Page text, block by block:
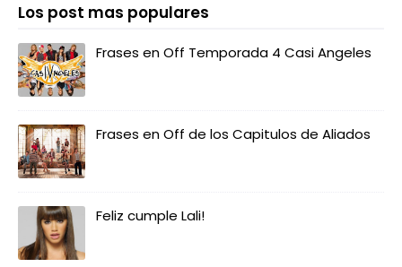
Los post mas populares
Frases en Off Temporada 4 Casi Angeles
Frases en Off de los Capitulos de Aliados
Feliz cumple Lali!